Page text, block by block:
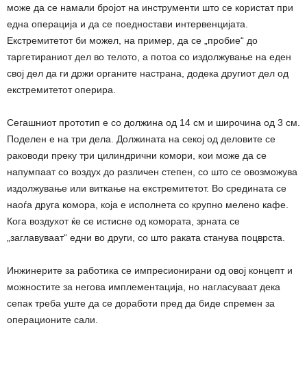
може да се намали бројот на инструменти што се користат при
една операција и да се поедностави интервенцијата.
Екстремитетот би можел, на пример, да се „пробие“ до
таргетираниот дел во телото, а потоа со издолжување на еден
свој дел да ги држи органите настрана, додека другиот дел од
екстремитетот оперира.
Сегашниот прототип е со должина од 14 см и широчина од 3 см.
Поделен е на три дела. Должината на секој од деловите се
раководи преку три цилиндрични комори, кои може да се
напумпаат со воздух до различен степен, со што се овозможува
издолжување или виткање на екстремитетот. Во средината се
наоѓа друга комора, која е исполнета со крупно мелено кафе.
Кога воздухот ќе се истисне од комората, зрната се
„заглавуваат“ едни во други, со што раката станува поцврста.
Инжинерите за работика се импресионирани од овој концепт и
можностите за негова имплементација, но нагласуваат дека
сепак треба уште да се доработи пред да биде спремен за
операционите сали.